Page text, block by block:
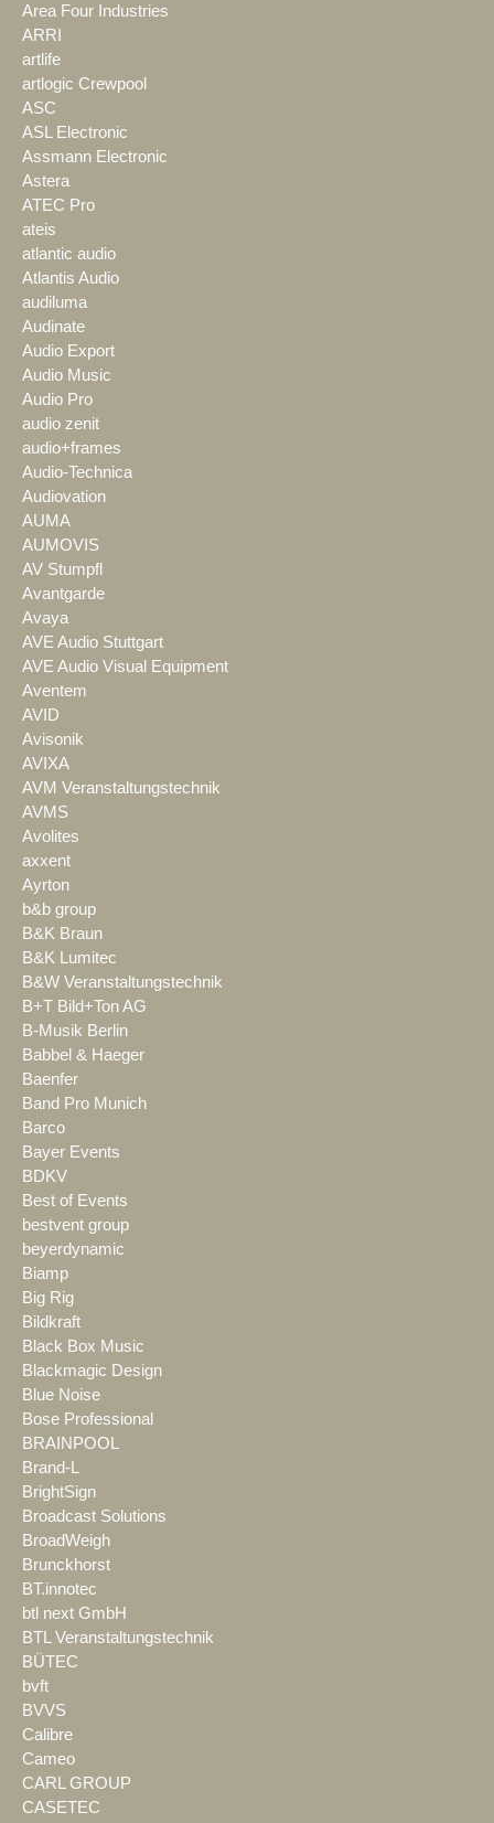
Area Four Industries
ARRI
artlife
artlogic Crewpool
ASC
ASL Electronic
Assmann Electronic
Astera
ATEC Pro
ateis
atlantic audio
Atlantis Audio
audiluma
Audinate
Audio Export
Audio Music
Audio Pro
audio zenit
audio+frames
Audio-Technica
Audiovation
AUMA
AUMOVIS
AV Stumpfl
Avantgarde
Avaya
AVE Audio Stuttgart
AVE Audio Visual Equipment
Aventem
AVID
Avisonik
AVIXA
AVM Veranstaltungstechnik
AVMS
Avolites
axxent
Ayrton
b&b group
B&K Braun
B&K Lumitec
B&W Veranstaltungstechnik
B+T Bild+Ton AG
B-Musik Berlin
Babbel & Haeger
Baenfer
Band Pro Munich
Barco
Bayer Events
BDKV
Best of Events
bestvent group
beyerdynamic
Biamp
Big Rig
Bildkraft
Black Box Music
Blackmagic Design
Blue Noise
Bose Professional
BRAINPOOL
Brand-L
BrightSign
Broadcast Solutions
BroadWeigh
Brunckhorst
BT.innotec
btl next GmbH
BTL Veranstaltungstechnik
BÜTEC
bvft
BVVS
Calibre
Cameo
CARL GROUP
CASETEC